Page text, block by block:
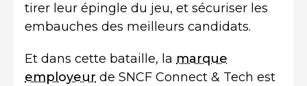
tirer leur épingle du jeu, et sécuriser les
embauches des meilleurs candidats.
Et dans cette bataille, la marque
employeur de SNCF Connect & Tech est